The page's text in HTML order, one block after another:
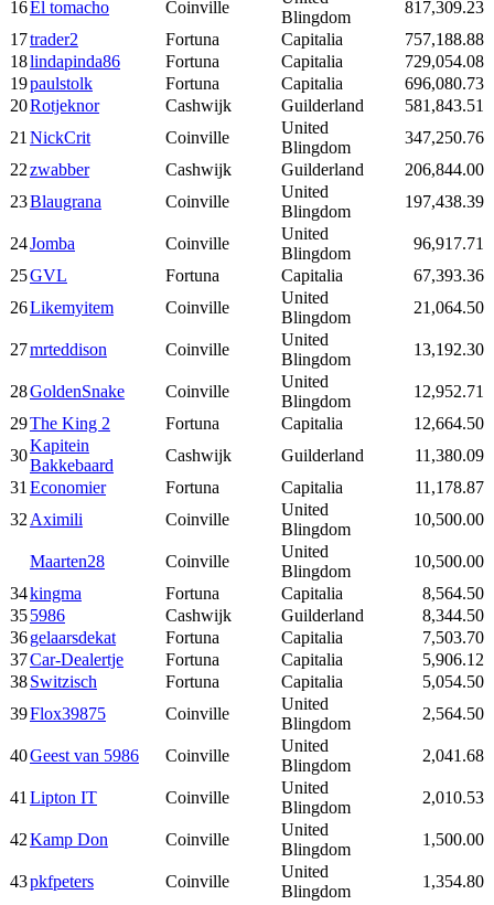
16El tomacho Coinville
Blingdom
817,309.23
17trader2 Fortuna Capitalia
757,188.88
18lindapinda86 Fortuna Capitalia
729,054.08
19paulstolk Fortuna Capitalia
696,080.73
20Rotjeknor Cashwijk Guilderland
581,843.51
21 NickCrit Coinville
United
Blingdom
347,250.76
22zwabber Cashwijk Guilderland
206,844.00
23Blaugrana Coinville
United
Blingdom
197,438.39
24Jomba Coinville
United
Blingdom
96,917.71
25GVL Fortuna Capitalia
67,393.36
26Likemyitem Coinville
United
Blingdom
21,064.50
27mrteddison Coinville
United
Blingdom
13,192.30
28GoldenSnake Coinville
United
Blingdom
12,952.71
29The King 2 Fortuna Capitalia
12,664.50
30
Kapitein
Bakkebaard
Cashwijk Guilderland
11,380.09
31 Economier Fortuna Capitalia
11,178.87
32 Aximili Coinville
United
Blingdom
10,500.00
Maarten28 Coinville
United
Blingdom
10,500.00
34kingma Fortuna Capitalia
8,564.50
355986 Cashwijk Guilderland
8,344.50
36gelaarsdekat Fortuna Capitalia
7,503.70
37Car-Dealertje Fortuna Capitalia
5,906.12
38Switzisch Fortuna Capitalia
5,054.50
39Flox39875 Coinville
United
Blingdom
2,564.50
40Geest van 5986 Coinville
United
Blingdom
2,041.68
41 Lipton IT Coinville
United
Blingdom
2,010.53
42Kamp Don Coinville
United
Blingdom
1,500.00
43pkfpeters Coinville
United
Blingdom
1,354.80